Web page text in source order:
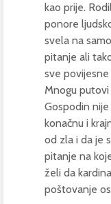
kao prije.
ponore
svela na
pitanje ali
sve
Mnogu putovi
Gospodin
konačnu i
od zla i da je
pitanje na
želi da
poštovanje